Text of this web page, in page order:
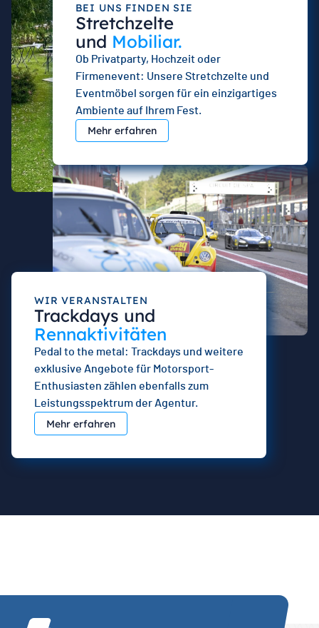
BEI UNS FINDEN SIE
Stretchzelte
und Mobiliar.
Ob Privatparty, Hochzeit oder
Firmenevent: Unsere Stretchzelte und
Eventmöbel sorgen für ein einzigartiges
Ambiente auf Ihrem Fest.
Mehr erfahren
WIR VERANSTALTEN
Trackdays und
Rennaktivitäten
Pedal to the metal: Trackdays und weitere
exklusive Angebote für Motorsport-
Enthusiasten zählen ebenfalls zum
Leistungsspektrum der Agentur.
Mehr erfahren